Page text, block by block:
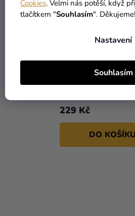
Cookies. Velmi nás potěší, když
tlačítkem "Souhlasím". Děkujeme!
Nastavení
Souhlasím
Forma na
pralinky - Listy
229 Kč
359 Kč
DO KOŠÍKU